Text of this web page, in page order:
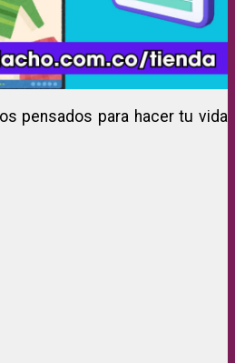
pensados para hacer tu vida